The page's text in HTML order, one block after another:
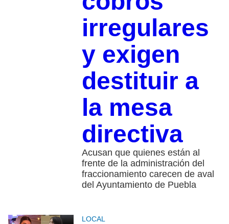
irregulares
y exigen
destituir a
la mesa
directiva
Acusan que quienes están al
frente de la administración del
fraccionamiento carecen de aval
del Ayuntamiento de Puebla
LOCAL